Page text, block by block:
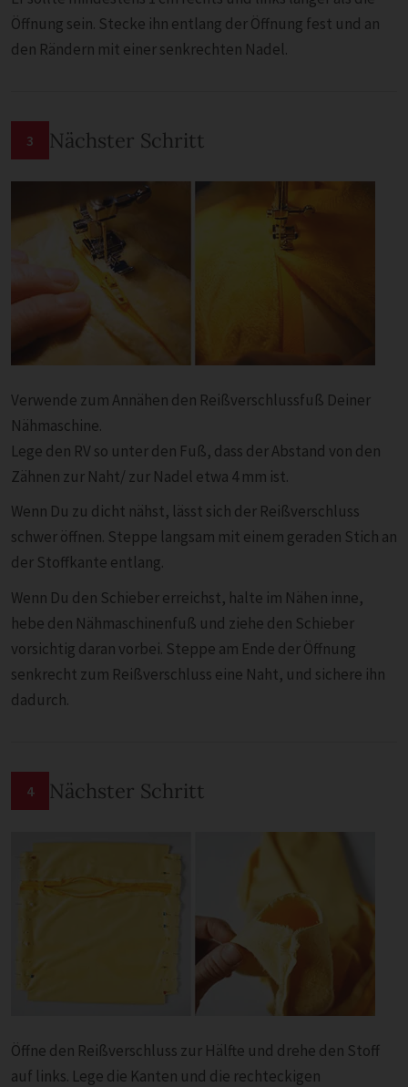
Öffnung sein. Stecke ihn entlang der Öffnung fest und an
den Rändern mit einer senkrechten Nadel.
3 Nächster Schritt
Verwende zum Annähen den Reißverschlussfuß Deiner
Nähmaschine.
Lege den RV so unter den Fuß, dass der Abstand von den
Zähnen zur Naht/ zur Nadel etwa 4 mm ist.
Wenn Du zu dicht nähst, lässt sich der Reißverschluss
schwer öffnen. Steppe langsam mit einem geraden Stich an
der Stoffkante entlang.
Wenn Du den Schieber erreichst, halte im Nähen inne,
hebe den Nähmaschinenfuß und ziehe den Schieber
vorsichtig daran vorbei. Steppe am Ende der Öffnung
senkrecht zum Reißverschluss eine Naht, und sichere ihn
dadurch.
4 Nächster Schritt
Öffne den Reißverschluss zur Hälfte und drehe den Stoff
auf links. Lege die Kanten und die rechteckigen